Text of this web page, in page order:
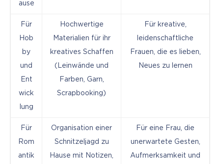
ause
Für
Hob
by
und
Ent
wick
lung
Hochwertige
Materialien für ihr
kreatives Schaffen
(Leinwände und
Farben, Garn,
Scrapbooking)
Für kreative,
leidenschaftliche
Frauen, die es lieben,
Neues zu lernen
Für
Rom
antik
Organisation einer
Schnitzeljagd zu
Hause mit Notizen,
Für eine Frau, die
unerwartete Gesten,
Aufmerksamkeit und